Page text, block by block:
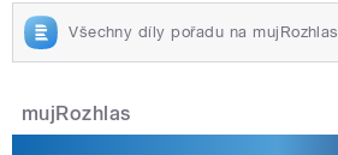
Všechny díly pořadu na mujRozhlas
mujRozhlas